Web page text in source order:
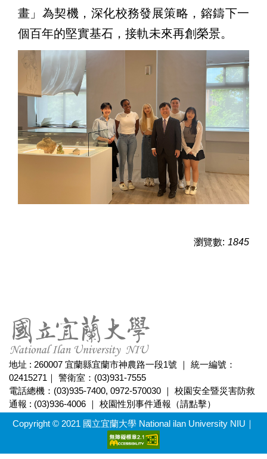
畫」為契機，深化校務發展策略，鎔鑄下一
個百年的堅實基石，接軌未來再創榮景。
瀏覽數: 1845
地址 : 260007 宜蘭縣宜蘭市神農路一段1號 ｜ 統一編號：
02415271｜ 警衛室：(03)931-7555
電話總機：(03)935-7400, 0972-570030 ｜ 校園安全暨災害防救
通報 : (03)936-4006 ｜ 校園性別事件通報（請點擊）
Copyright © 2021 國立宜蘭大學 National ilan University NIU｜